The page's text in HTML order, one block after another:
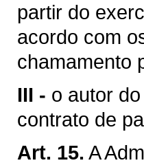
partir do
acordo com
chamamento
III - o autor
contrato de
Art. 15. A